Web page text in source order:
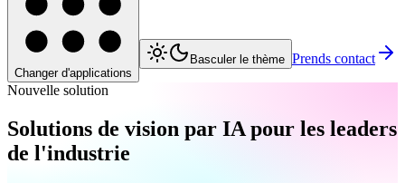
Changer d'applications
Basculer le thème Prends contact
Nouvelle solution
Solutions de vision par IA pour les leaders
de l'industrie